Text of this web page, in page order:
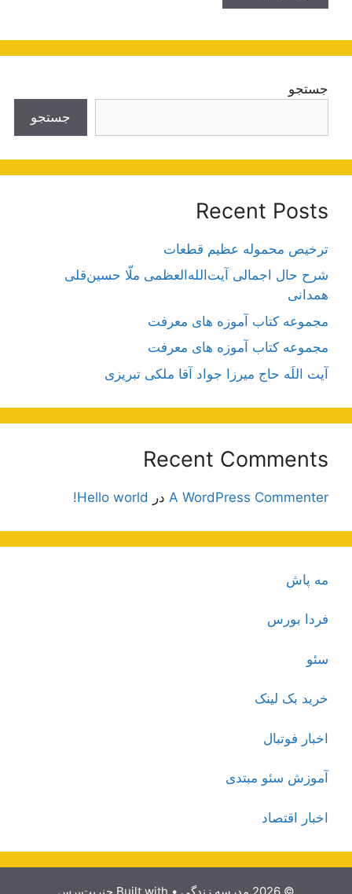
جستجو
جستجو
Recent Posts
ترخیص محموله عظیم قطعات
شرح حال اجمالی آیت‌الله‌العظمی ملّا حسین‌قلی
همدانی
مجموعه کتاب آموزه های معرفت
مجموعه کتاب آموزه های معرفت
آیت اللَه حاج میرزا جواد آقا ملکی تبریزی
Recent Comments
A WordPress Commenter در Hello world!
مه پاش
فردا بورس
سئو
خرید بک لینک
اخبار فوتبال
آموزش سئو مبتدی
اخبار اقتصاد
© 2026 مدرسه زندگی • Built with جنریت‌پرس